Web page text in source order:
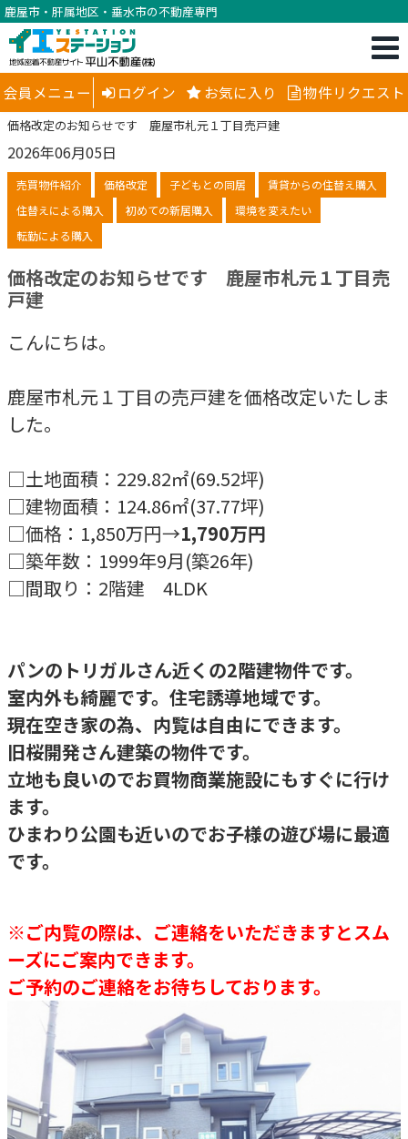
鹿屋市・肝属地区・垂水市の不動産専門
会員メニュー ログイン お気に入り 物件リクエスト
価格改定のお知らせです 鹿屋市札元１丁目売戸建
2026年06月05日
売買物件紹介 価格改定 子どもとの同居
賃貸からの住替え購入
住替えによる購入
初めての新居購入
環境を変えたい
転勤による購入
価格改定のお知らせです 鹿屋市札元１丁目売
戸建
こんにちは。
鹿屋市札元１丁目の売戸建を価格改定いたしま
した。
□土地面積：229.82㎡(69.52坪)
□建物面積：124.86㎡(37.77坪)
□価格：1,850万円→1,790万円
□築年数：1999年9月(築26年)
□間取り：2階建 4LDK
パンのトリガルさん近くの2階建物件です。
室内外も綺麗です。住宅誘導地域です。
現在空き家の為、内覧は自由にできます。
旧桜開発さん建築の物件です。
立地も良いのでお買物商業施設にもすぐに行け
ます。
ひまわり公園も近いのでお子様の遊び場に最適
です。
※ご内覧の際は、ご連絡をいただきますとスム
ーズにご案内できます。
ご予約のご連絡をお待ちしております。